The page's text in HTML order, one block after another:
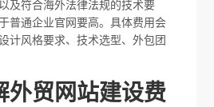
及符合海外法律法规的技术要
普通企业官网要高。具体费用会
计风格要求、技术选型、外包团
外贸网站建设费